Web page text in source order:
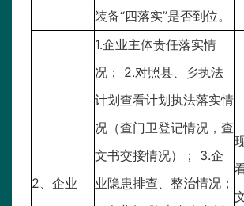
装备“四落实”是否到位。
2、企业
1.企业主体责任落实情
况； 2.对照县、乡执法
计划查看计划执法落实情
况（查门卫登记情况，查
文书交接情况）； 3.企
业隐患排查、整治情况；